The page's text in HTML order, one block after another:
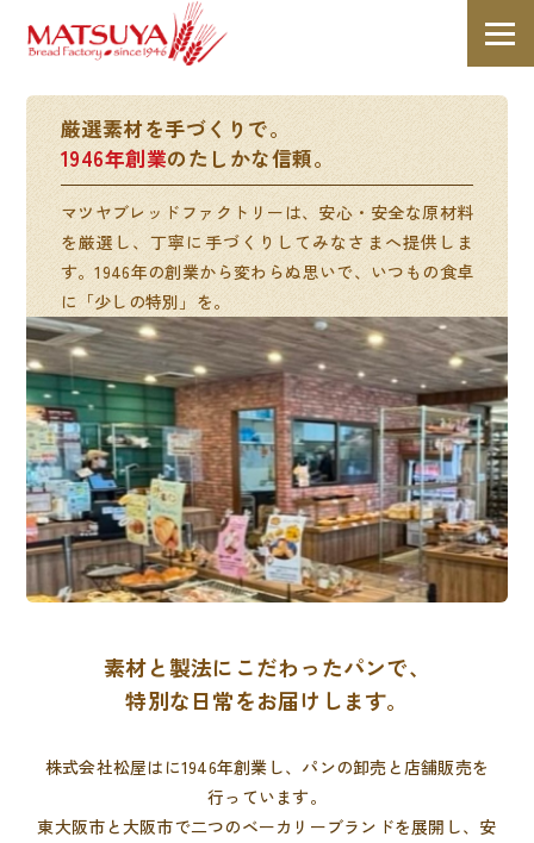
厳選素材を手づくりで。
1946年創業のたしかな信頼。
マツヤブレッドファクトリーは、安心・安全な原材料
を厳選し、丁寧に手づくりしてみなさまへ提供しま
す。1946年の創業から変わらぬ思いで、いつもの食卓
に「少しの特別」を。
素材と製法にこだわったパンで、
特別な日常をお届けします。
株式会社松屋はに1946年創業し、パンの卸売と店舗販売を
行っています。
東大阪市と大阪市で二つのベーカリーブランドを展開し、 安